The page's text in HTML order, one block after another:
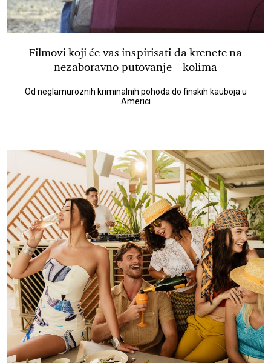
Filmovi koji će vas inspirisati da krenete na
nezaboravno putovanje – kolima
Od neglamuroznih kriminalnih pohoda do finskih kauboja u
Americi